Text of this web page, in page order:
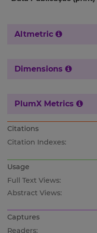
Altmetric
Dimensions
PlumX Metrics
Citations
Citation Indexes:
Usage
Full Text Views:
Abstract Views:
Captures
Readers: